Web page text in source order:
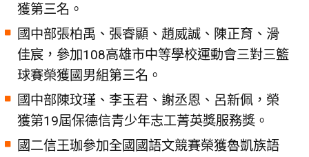
獲第三名。
國中部張柏禹、張睿顯、趙威誠、陳正育、滑
佳宸，參加108高雄市中等學校運動會三對三籃
球賽榮獲國男組第三名。
國中部陳玟瑾、李玉君、謝丞恩、呂新佩，榮
獲第19屆保德信青少年志工菁英獎服務獎。
國二信王珈參加全國國語文競賽榮獲魯凱族語